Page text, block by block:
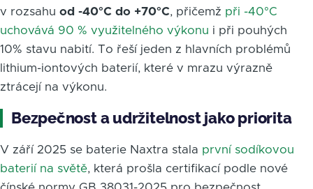
v rozsahu od -40°C do +70°C, přičemž při -40°C
uchovává 90 % využitelného výkonu i při pouhých
10% stavu nabití. To řeší jeden z hlavních problémů
lithium-iontových baterií, které v mrazu výrazně
ztrácejí na výkonu.
Bezpečnost a udržitelnost jako priorita
V září 2025 se baterie Naxtra stala první sodíkovou
baterií na světě, která prošla certifikací podle nové